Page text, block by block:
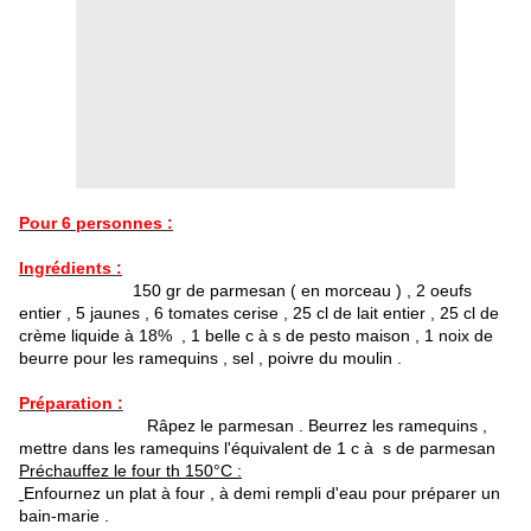
Pour 6 personnes :
Ingrédients :
150 gr de parmesan ( en morceau ) , 2 oeufs
entier , 5 jaunes , 6 tomates cerise , 25 cl de lait entier , 25 cl de
crème liquide à 18% , 1 belle c à s de pesto maison , 1 noix de
beurre pour les ramequins , sel , poivre du moulin .
Préparation :
Râpez le parmesan . Beurrez les ramequins ,
mettre dans les ramequins l'équivalent de 1 c à s de parmesan
Préchauffez le four th 150°C :
Enfournez un plat à four , à demi rempli d'eau pour préparer un
bain-marie .